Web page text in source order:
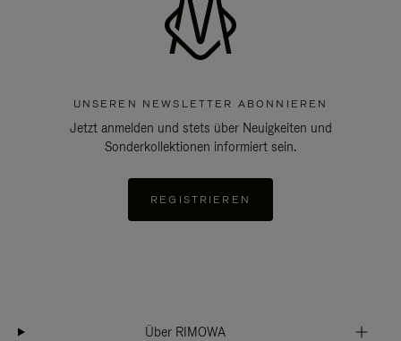
UNSEREN NEWSLETTER ABONNIEREN
Jetzt anmelden und stets über Neuigkeiten und
Sonderkollektionen informiert sein.
REGISTRIEREN
Über RIMOWA